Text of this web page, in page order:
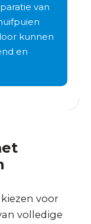
van
kunnen
en
voor
volledige